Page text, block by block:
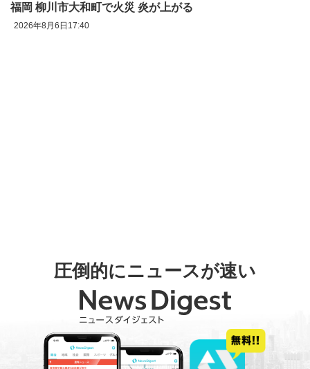
福岡 柳川市大和町で火災 炎が上がる
2026年8月6日17:40
圧倒的にニュースが速い